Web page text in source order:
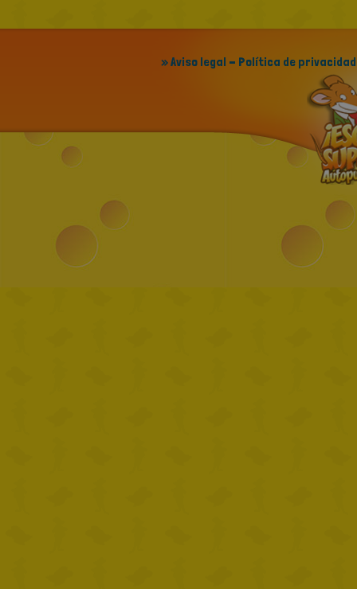
» Aviso legal - Política de privacidad